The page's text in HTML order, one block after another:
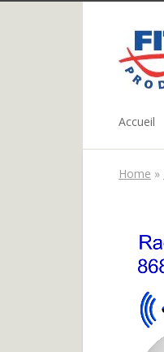
Accueil
Home »